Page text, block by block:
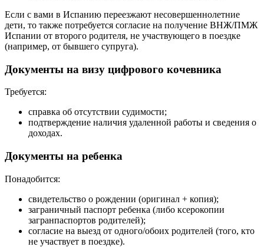
Если с вами в Испанию переезжают несовершеннолетние
дети, то также потребуется согласие на получение ВНЖ/ПМЖ
Испании от второго родителя, не участвующего в поездке
(например, от бывшего супруга).
Документы на визу цифрового кочевника
Требуется:
справка об отсутствии судимости;
подтверждение наличия удаленной работы и сведения о
доходах.
Документы на ребенка
Понадобится:
свидетельство о рождении (оригинал + копия);
заграничный паспорт ребенка (либо ксерокопии
загранпаспортов родителей);
согласие на выезд от одного/обоих родителей (того, кто
не участвует в поездке).